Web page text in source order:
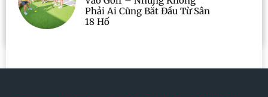
Phải Ai Cũng Bắt Đầu Từ Sân
18 Hố